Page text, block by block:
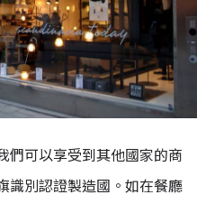
們可以享受到其他國家的商
識別認證製造國。如在餐廳